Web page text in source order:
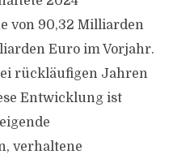
von 90,32 Milliarden
Euro im Vorjahr.
rückläufigen Jahren
Entwicklung ist
verhaltene